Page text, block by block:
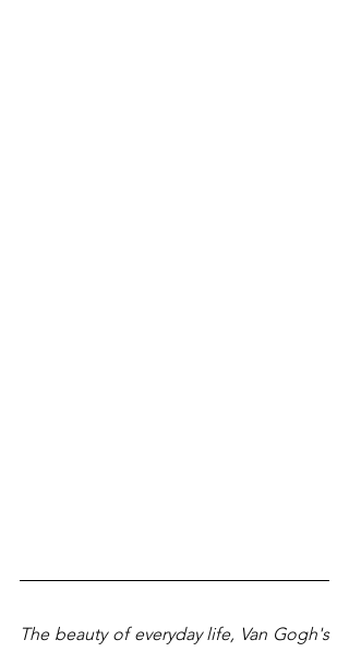
The beauty of everyday life, Van Gogh's